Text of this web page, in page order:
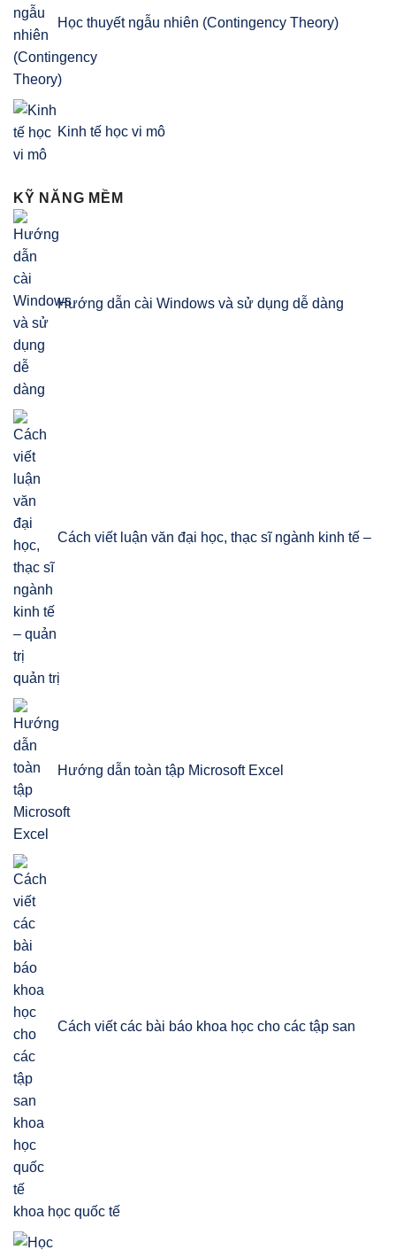
Học thuyết ngẫu nhiên (Contingency Theory)
Kinh tế học vi mô
KỸ NĂNG MỀM
Hướng dẫn cài Windows và sử dụng dễ dàng
Cách viết luận văn đại học, thạc sĩ ngành kinh tế –
quản trị
Hướng dẫn toàn tập Microsoft Excel
Cách viết các bài báo khoa học cho các tập san
khoa học quốc tế